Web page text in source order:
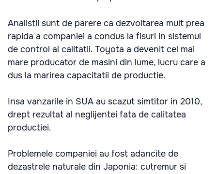
Analistii sunt de parere ca dezvoltarea mult prea
rapida a companiei a condus la fisuri in sistemul
de control al calitatii. Toyota a devenit cel mai
mare producator de masini din lume, lucru care a
dus la marirea capacitatii de productie.
Insa vanzarile in SUA au scazut simtitor in 2010,
drept rezultat al neglijentei fata de calitatea
productiei.
Problemele companiei au fost adancite de
dezastrele naturale din Japonia: cutremur si